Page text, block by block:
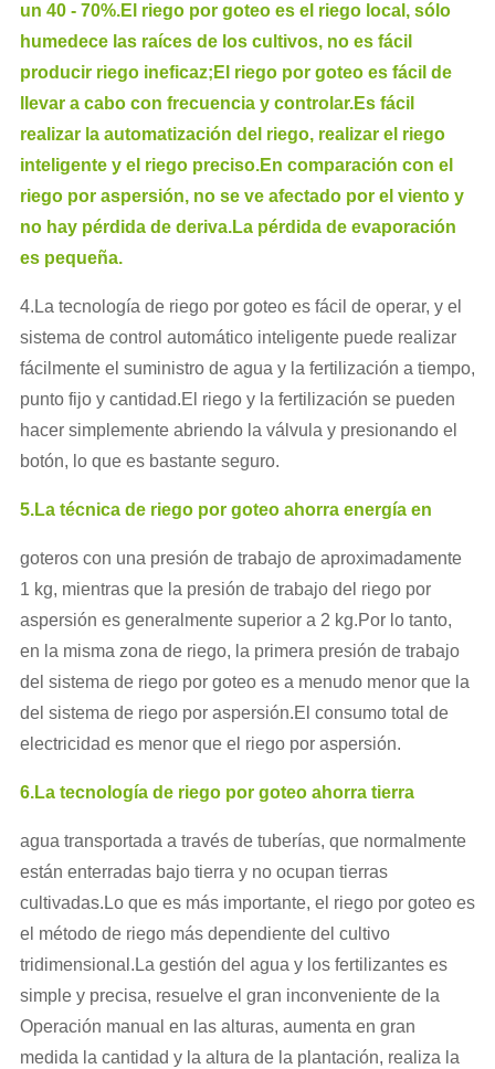
un 40 - 70%.El riego por goteo es el riego local, sólo
humedece las raíces de los cultivos, no es fácil
producir riego ineficaz;El riego por goteo es fácil de
llevar a cabo con frecuencia y controlar.Es fácil
realizar la automatización del riego, realizar el riego
inteligente y el riego preciso.En comparación con el
riego por aspersión, no se ve afectado por el viento y
no hay pérdida de deriva.La pérdida de evaporación
es pequeña.
4.La tecnología de riego por goteo es fácil de operar, y el
sistema de control automático inteligente puede realizar
fácilmente el suministro de agua y la fertilización a tiempo,
punto fijo y cantidad.El riego y la fertilización se pueden
hacer simplemente abriendo la válvula y presionando el
botón, lo que es bastante seguro.
5.La técnica de riego por goteo ahorra energía en
goteros con una presión de trabajo de aproximadamente
1 kg, mientras que la presión de trabajo del riego por
aspersión es generalmente superior a 2 kg.Por lo tanto,
en la misma zona de riego, la primera presión de trabajo
del sistema de riego por goteo es a menudo menor que la
del sistema de riego por aspersión.El consumo total de
electricidad es menor que el riego por aspersión.
6.La tecnología de riego por goteo ahorra tierra
agua transportada a través de tuberías, que normalmente
están enterradas bajo tierra y no ocupan tierras
cultivadas.Lo que es más importante, el riego por goteo es
el método de riego más dependiente del cultivo
tridimensional.La gestión del agua y los fertilizantes es
simple y precisa, resuelve el gran inconveniente de la
Operación manual en las alturas, aumenta en gran
medida la cantidad y la altura de la plantación, realiza la